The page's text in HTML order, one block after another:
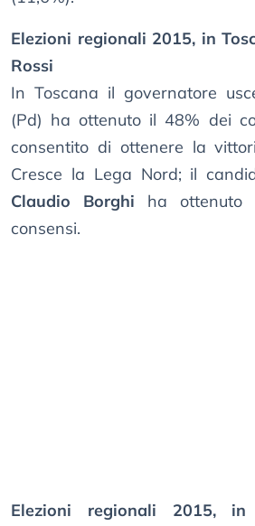
Elezioni regionali 2015, in
Rossi
In Toscana il governatore
(Pd) ha ottenuto il 48% dei
consentito di ottenere la
Cresce la Lega Nord; il
Claudio Borghi ha ottenuto
consensi.
Elezioni regionali 2015,